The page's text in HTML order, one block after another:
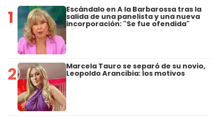
1 Escándalo en A la Barbarossa tras la
salida de una panelista y una nueva
incorporación: "Se fue ofendida"
2 Marcela Tauro se separó de su novio,
Leopoldo Arancibia: los motivos